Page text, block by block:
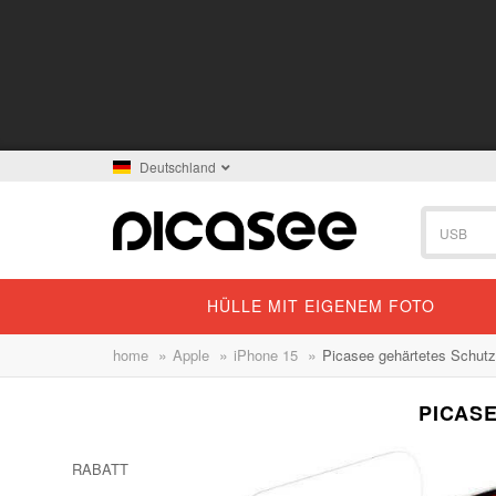
Deutschland
HÜLLE MIT EIGENEM FOTO
home » Apple » iPhone 15 » Picasee gehärtetes
RABATT